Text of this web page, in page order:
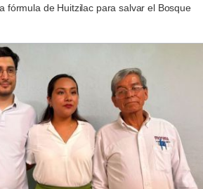
fórmula de Huitzilac para salvar el Bosque